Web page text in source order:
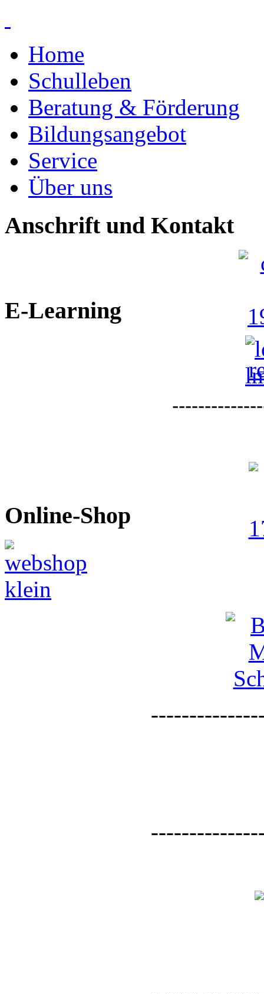
Home
Schulleben
Beratung & Förderung
Bildungsangebot
Service
Über uns
Anschrift und Kontakt
E-Learning
Online-Shop